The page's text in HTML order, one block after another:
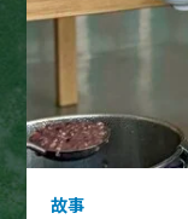
故事